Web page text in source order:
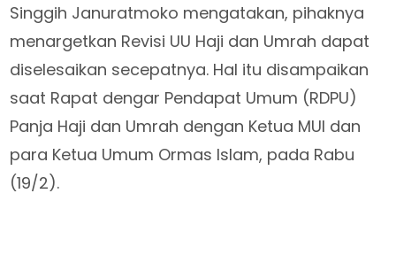
Singgih Januratmoko mengatakan, pihaknya
menargetkan Revisi UU Haji dan Umrah dapat
diselesaikan secepatnya. Hal itu disampaikan
saat Rapat dengar Pendapat Umum (RDPU)
Panja Haji dan Umrah dengan Ketua MUI dan
para Ketua Umum Ormas Islam, pada Rabu
(19/2).